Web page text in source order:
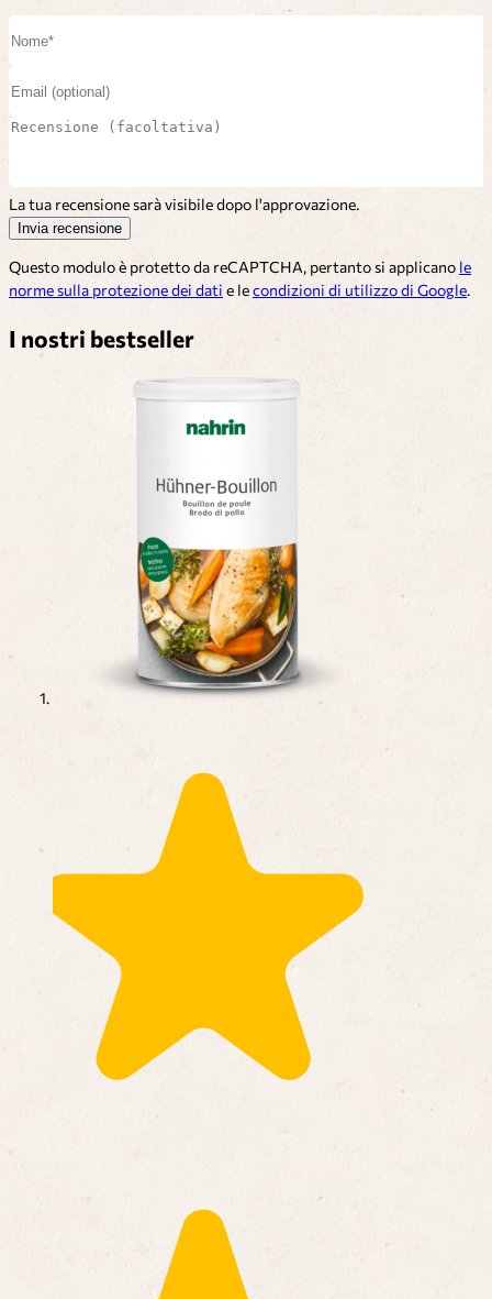
La tua recensione sarà visibile dopo l'approvazione.
Invia recensione
Questo modulo è protetto da reCAPTCHA, pertanto si applicano le
norme sulla protezione dei dati e lecondizioni di utilizzo di Google.
I nostri bestseller